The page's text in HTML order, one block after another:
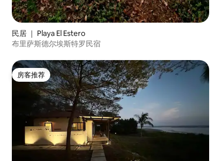
民居 ｜ Playa El Estero
布里萨斯德尔埃斯特罗民宿
房客推荐
房客推荐